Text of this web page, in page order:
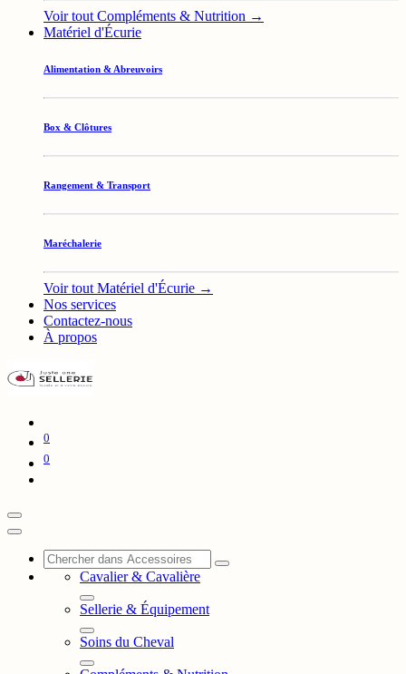
Voir tout Compléments & Nutrition →
Matériel d'Écurie
Alimentation & Abreuvoirs
Box & Clôtures
Rangement & Transport
Maréchalerie
Voir tout Matériel d'Écurie →
Nos services
Contactez-nous
À propos
0
0
Cavalier & Cavalière
Sellerie & Équipement
Soins du Cheval